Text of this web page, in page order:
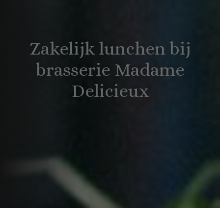
Zakelijk lunchen bij
brasserie Madame
Delicieux